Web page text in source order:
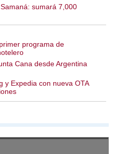
sumará 7,000
programa de
Cana desde Argentina
y Expedia con nueva OTA